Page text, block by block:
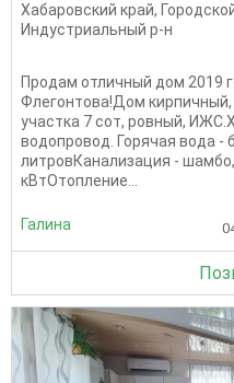
Хабаровский край,
Индустриальный р-н
Продам отличный дом 2019
Флегонтова!Дом
участка 7 сот, ровный,
водопровод. Горячая вода -
литровКанализация -
кВтОтопление...
Галина